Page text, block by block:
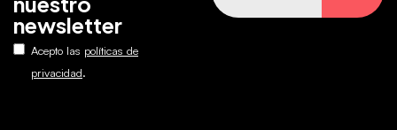
newsletter
Acepto las políticas de
privacidad.